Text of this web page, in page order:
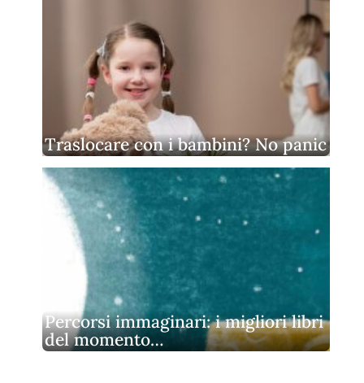
Traslocare con i bambini? No panic
Percorsi immaginari: i migliori libri
del momento…